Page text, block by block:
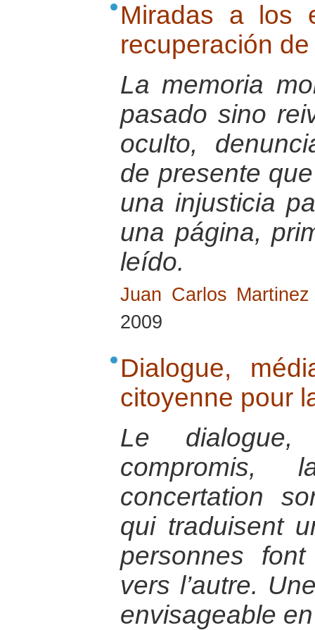
Miradas a los
recuperación
La memoria
pasado sino
oculto,
de presente
una injusticia
una página,
leído.
Juan Carlos Martinez
2009
Dialogue,
citoyenne pour
Le
compromis,
concertation
qui traduisent
personnes
vers l’autre.
envisageable